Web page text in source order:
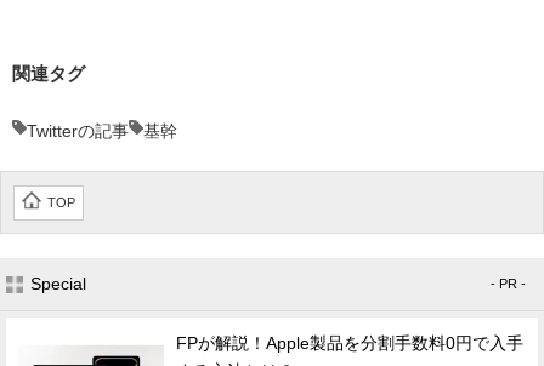
関連タグ
Twitterの記事 基幹
TOP
Special - PR -
FPが解説！Apple製品を分割手数料0円で入手